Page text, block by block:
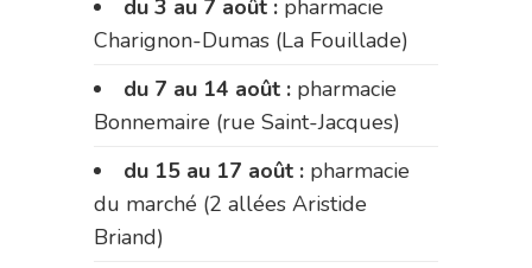
du 3 au 7 août : pharmacie
Charignon-Dumas (La Fouillade)
du 7 au 14 août : pharmacie
Bonnemaire (rue Saint-Jacques)
du 15 au 17 août : pharmacie
du marché (2 allées Aristide
Briand)